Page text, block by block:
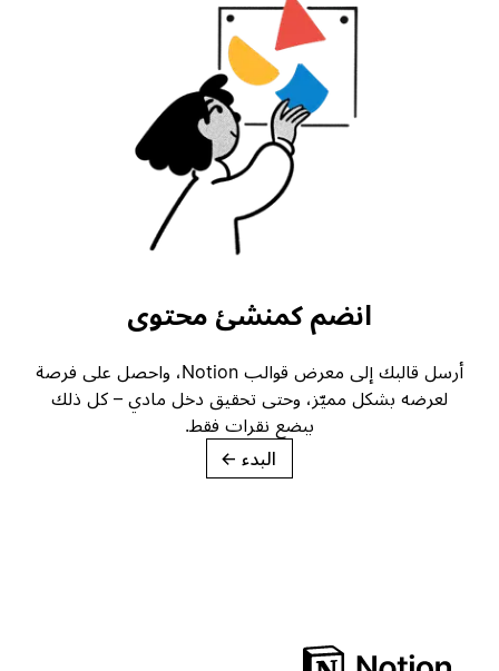
انضم كمنشئ محتوى
أرسل قالبك إلى معرض قوالب Notion، واحصل على فرصة
لعرضه بشكل مميّز، وحتى تحقيق دخل مادي – كل ذلك
ببضع نقرات فقط.
→